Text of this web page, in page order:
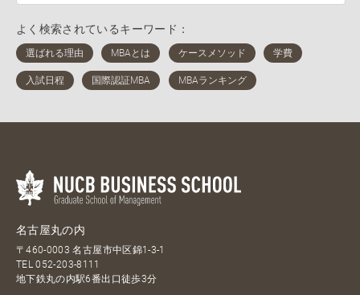
よく検索されているキーワード：
名古屋丸の内
〒460-0003 名古屋市中区錦1-3-1
TEL052-203-8111
地下鉄丸の内駅6番出口徒歩3分